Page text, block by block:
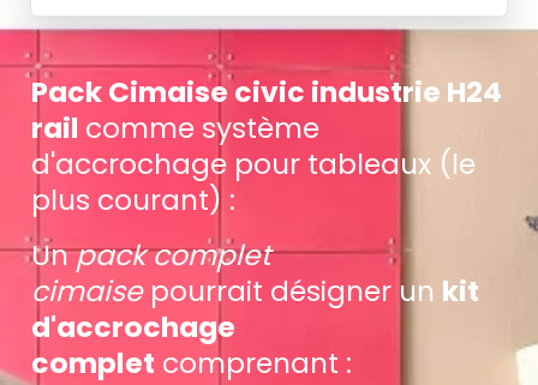
Pack Cimaise civic industrie H24
rail comme système
d'accrochage pour tableaux (le
plus courant) :
Unpack complet
cimaisepourrait désigner un kit
d'accrochage
complet comprenant :